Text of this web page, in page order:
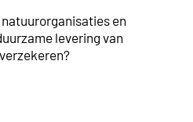
en
levering van